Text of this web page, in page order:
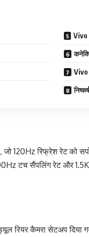
Vivo
निष्कर्ष
जो 120Hz रिफ्रेश रेट को
टच सैंपलिंग रेट और
रियर कैमरा सेटअप दिया